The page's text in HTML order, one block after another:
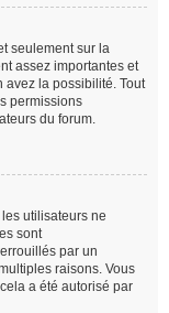
seulement sur la
assez importantes et
avez la possibilité. Tout
permissions
du forum.
utilisateurs ne
sont
par un
raisons. Vous
a été autorisé par